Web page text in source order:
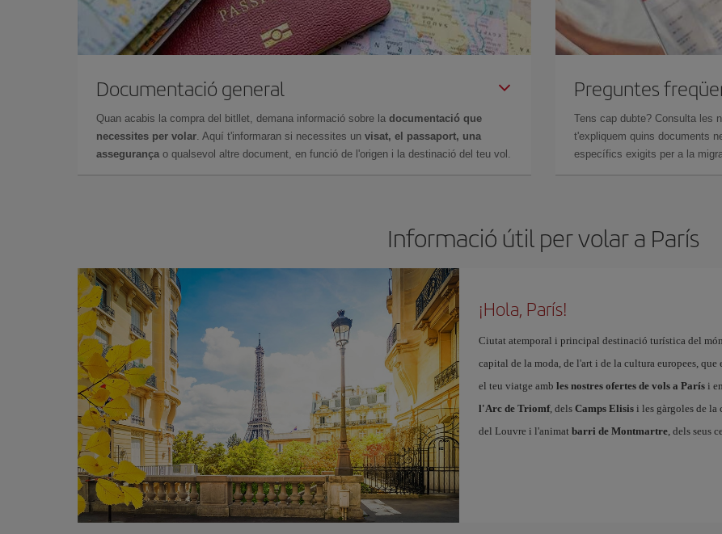
Documentació general
Quan acabis la compra del bitllet, demana informació sobre la documentació que
necessites per volar. Aquí t'informaran si necessites un visat, el passaport, una
assegurança o qualsevol altre document, en funció de l'origen i la destinació del teu vol.
Preguntes
Tens cap dubte? Consulta les
t'expliquem quins documents
específics exigits per a la
Informació útil per volar a París
¡Hola, París!
Ciutat atemporal i principal destinació turística del
capital de la moda, de l'art i de la cultura europees,
el teu viatge amb les nostres ofertes de vols a Parísi
l'Arc de Triomf, dels Camps Elisisi les gàrgoles de la
del Louvre i l'animat barri de Montmartre, dels seus